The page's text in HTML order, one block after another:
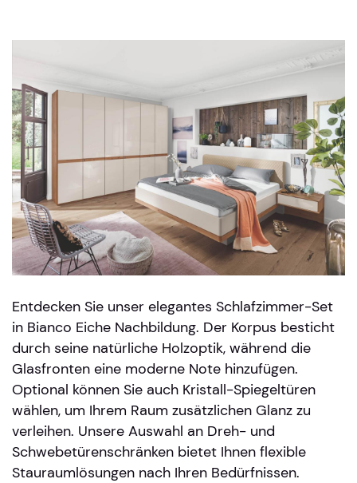
Entdecken Sie unser elegantes Schlafzimmer-Set
in Bianco Eiche Nachbildung. Der Korpus besticht
durch seine natürliche Holzoptik, während die
Glasfronten eine moderne Note hinzufügen.
Optional können Sie auch Kristall-Spiegeltüren
wählen, um Ihrem Raum zusätzlichen Glanz zu
verleihen. Unsere Auswahl an Dreh- und
Schwebetürenschränken bietet Ihnen flexible
Stauraumlösungen nach Ihren Bedürfnissen.